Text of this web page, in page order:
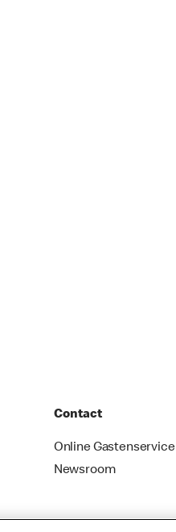
Contact
Online Gastenservice
Newsroom